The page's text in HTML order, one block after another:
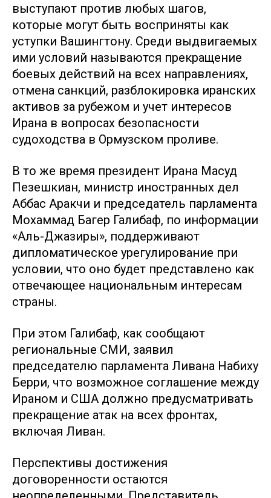
выступают против любых шагов,
которые могут быть восприняты как
уступки Вашингтону. Среди выдвигаемых
ими условий называются прекращение
боевых действий на всех направлениях,
отмена санкций, разблокировка иранских
активов за рубежом и учет интересов
Ирана в вопросах безопасности
судоходства в Ормузском проливе.
В то же время президент Ирана Масуд
Пезешкиан, министр иностранных дел
Аббас Аракчи и председатель парламента
Мохаммад Багер Галибаф, по информации
«Аль-Джазиры», поддерживают
дипломатическое урегулирование при
условии, что оно будет представлено как
отвечающее национальным интересам
страны.
При этом Галибаф, как сообщают
региональные СМИ, заявил
председателю парламента Ливана Набиху
Берри, что возможное соглашение между
Ираном и США должно предусматривать
прекращение атак на всех фронтах,
включая Ливан.
Перспективы достижения
договоренности остаются